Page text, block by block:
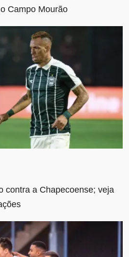
Campo Mourão
contra a Chapecoense; veja